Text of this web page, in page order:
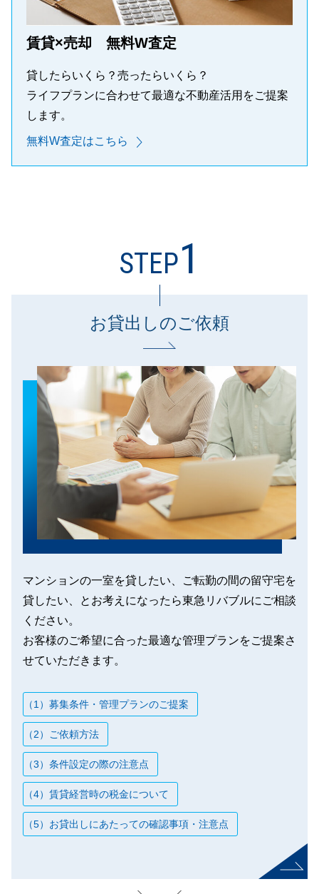
賃貸×売却 無料W査定
貸したらいくら？売ったらいくら？
ライフプランに合わせて最適な不動産活用をご提案
します。
無料W査定はこちら
STEP1
お貸出しのご依頼
マンションの一室を貸したい、ご転勤の間の留守宅を
貸したい、とお考えになったら東急リバブルにご相談
ください。
お客様のご希望に合った最適な管理プランをご提案さ
せていただきます。
（1）募集条件・管理プランのご提案
（2）ご依頼方法
（3）条件設定の際の注意点
（4）賃貸経営時の税金について
（5）お貸出しにあたっての確認事項・注意点